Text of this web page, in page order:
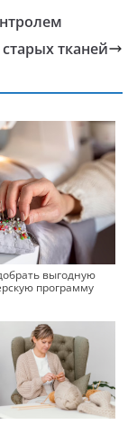
тканей
выгодную
программу